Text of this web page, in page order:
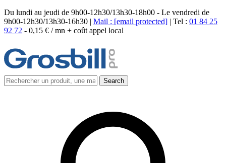
Du lundi au jeudi de 9h00-12h30/13h30-18h00 - Le vendredi de
9h00-12h30/13h30-16h30 | Mail : [email protected] | Tel : 01 84 25
92 72 - 0,15 € / mn + coût appel local